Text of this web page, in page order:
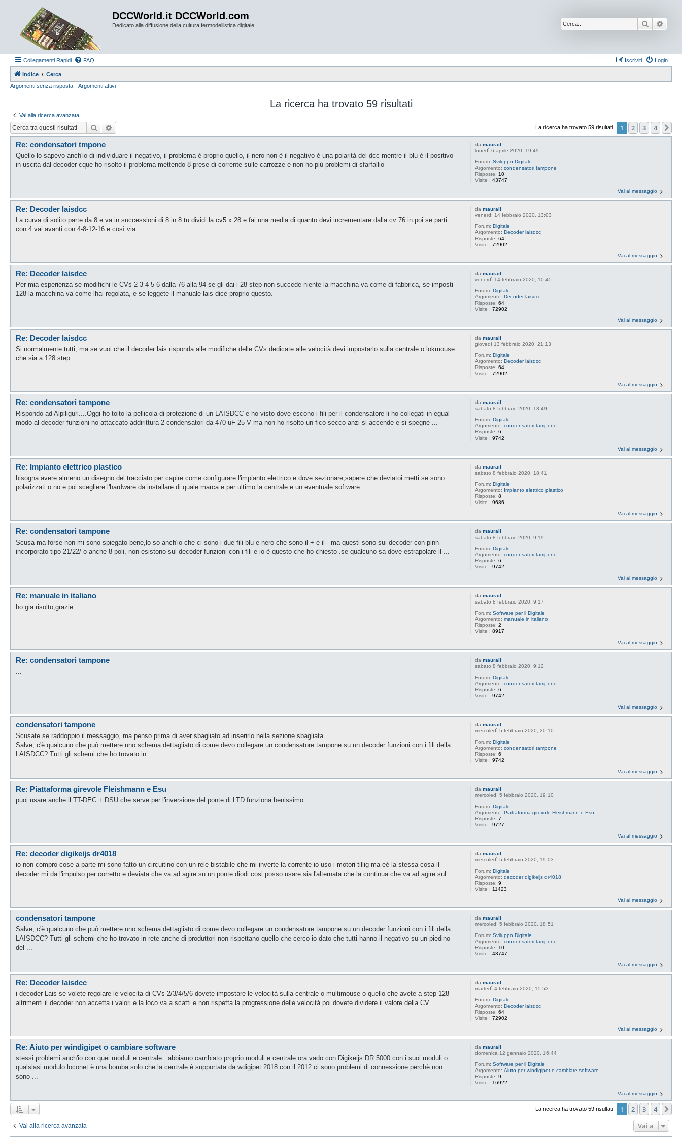
DCCWorld.it DCCWorld.com
Dedicato alla diffusione della cultura fermodellistica digitale. Cerca
Collegamenti Rapidi FAQ Login
Iscriviti
Indice
Cerca
Argomenti senza risposta
Argomenti attivi
La ricerca ha trovato 59 risultati
Vai alla ricerca avanzata
Cerca La ricerca ha trovato 59 risultati 1 2 3 4
damaurail
lunedì 6 aprile 2020, 19:49
Forum:Sviluppo Digitale
Argomento:condensatori tampone
Risposte: 10
Visite :43747
Re: condensatori tmpone
Quello lo sapevo anch'io di individuare il negativo, il problema è proprio quello, il nero non è il negativo é una polarità del dcc mentre il blu è il positivo
in uscita dal decoder cque ho risolto il problema mettendo 8 prese di corrente sulle carrozze e non ho più problemi di sfarfallio
Vai al messaggio
damaurail
venerdì 14 febbraio 2020, 13:03
Forum:Digitale
Argomento:Decoder laisdcc
Risposte:64
Visite :72902
Re: Decoder laisdcc
La curva di solito parte da 8 e va in successioni di 8 in 8 tu dividi la cv5 x 28 e fai una media di quanto devi incrementare dalla cv 76 in poi se parti
con 4 vai avanti con 4-8-12-16 e così via
Vai al messaggio
damaurail
venerdì 14 febbraio 2020, 10:45
Forum:Digitale
Argomento:Decoder laisdcc
Risposte:64
Visite :72902
Re: Decoder laisdcc
Per mia esperienza se modifichi le CVs 2 3 4 5 6 dalla 76 alla 94 se gli dai i 28 step non succede niente la macchina va come di fabbrica, se imposti
128 la macchina va come lhai regolata, e se leggete il manuale lais dice proprio questo.
Vai al messaggio
damaurail
giovedì 13 febbraio 2020, 21:13
Forum:Digitale
Argomento:Decoder laisdcc
Risposte:64
Visite :72902
Re: Decoder laisdcc
Si normalmente tutti, ma se vuoi che il decoder lais risponda alle modifiche delle CVs dedicate alle velocità devi impostarlo sulla centrale o lokmouse
che sia a 128 step
Vai al messaggio
damaurail
sabato 8 febbraio 2020, 18:49
Forum:Digitale
Argomento:condensatori tampone
Risposte:6
Visite :9742
Re: condensatori tampone
Rispondo ad Alpiliguri....Oggi ho tolto la pellicola di protezione di un LAISDCC e ho visto dove escono i fili per il condensatore li ho collegati in egual
modo al decoder funzioni ho attaccato addirittura 2 condensatori da 470 uF 25 V ma non ho risolto un fico secco anzi si accende e si spegne ...
Vai al messaggio
damaurail
sabato 8 febbraio 2020, 18:41
Forum:Digitale
Argomento: Impianto elettrico plastico
Risposte:8
Visite :9686
Re: Impianto elettrico plastico
bisogna avere almeno un disegno del tracciato per capire come configurare l'impianto elettrico e dove sezionare,sapere che deviatoi metti se sono
polarizzati o no e poi scegliere l'hardware da installare di quale marca e per ultimo la centrale e un eventuale software.
Vai al messaggio
damaurail
sabato 8 febbraio 2020, 9:19
Forum:Digitale
Argomento:condensatori tampone
Risposte:6
Visite :9742
Re: condensatori tampone
Scusa ma forse non mi sono spiegato bene,lo so anch'io che ci sono i due fili blu e nero che sono il + e il - ma questi sono sui decoder con pinn
incorporato tipo 21/22/ o anche 8 poli, non esistono sul decoder funzioni con i fili e io è questo che ho chiesto .se qualcuno sa dove estrapolare il ...
Vai al messaggio
damaurail
sabato 8 febbraio 2020, 9:17
Forum:Software per il Digitale
Argomento:manuale in italiano
Risposte:2
Visite :8917
Re: manuale in italiano
ho gia risolto,grazie
Vai al messaggio
damaurail
sabato 8 febbraio 2020, 9:12
Forum:Digitale
Argomento:condensatori tampone
Risposte:6
Visite :9742
Re: condensatori tampone
...
Vai al messaggio
damaurail
mercoledì 5 febbraio 2020, 20:10
Forum:Digitale
Argomento:condensatori tampone
Risposte:6
Visite :9742
condensatori tampone
Scusate se raddoppio il messaggio, ma penso prima di aver sbagliato ad inserirlo nella sezione sbagliata.
Salve, c'è qualcuno che può mettere uno schema dettagliato di come devo collegare un condensatore tampone su un decoder funzioni con i fili della
LAISDCC? Tutti gli schemi che ho trovato in ...
Vai al messaggio
damaurail
mercoledì 5 febbraio 2020, 19:10
Forum:Digitale
Argomento:Piattaforma girevole Fleishmann e Esu
Risposte:7
Visite :9727
Re: Piattaforma girevole Fleishmann e Esu
puoi usare anche il TT-DEC + DSU che serve per l'inversione del ponte di LTD funziona benissimo
Vai al messaggio
damaurail
mercoledì 5 febbraio 2020, 19:03
Forum:Digitale
Argomento:decoder digikeijs dr4018
Risposte:9
Visite : 11423
Re: decoder digikeijs dr4018
io non compro cose a parte mi sono fatto un circuitino con un rele bistabile che mi inverte la corrente io uso i motori tillig ma eè la stessa cosa il
decoder mi da l'impulso per corretto e deviata che va ad agire su un ponte diodi cosi posso usare sia l'alternata che la continua che va ad agire sul ...
Vai al messaggio
damaurail
mercoledì 5 febbraio 2020, 18:51
Forum:Sviluppo Digitale
Argomento:condensatori tampone
Risposte: 10
Visite :43747
condensatori tampone
Salve, c'è qualcuno che può mettere uno schema dettagliato di come devo collegare un condensatore tampone su un decoder funzioni con i fili della
LAISDCC? Tutti gli schemi che ho trovato in rete anche di produttori non rispettano quello che cerco io dato che tutti hanno il negativo su un piedino
del ...
Vai al messaggio
damaurail
martedì 4 febbraio 2020, 15:53
Forum:Digitale
Argomento:Decoder laisdcc
Risposte:64
Visite :72902
Re: Decoder laisdcc
i decoder Lais se volete regolare le velocita di CVs 2/3/4/5/6 dovete impostare le velocità sulla centrale o multimouse o quello che avete a step 128
altrimenti il decoder non accetta i valori e la loco va a scatti e non rispetta la progressione delle velocità poi dovete dividere il valore della CV ...
Vai al messaggio
damaurail
domenica 12 gennaio 2020, 16:44
Forum:Software per il Digitale
Argomento:Aiuto per windigipet o cambiare software
Risposte:9
Visite : 16922
Re: Aiuto per windigipet o cambiare software
stessi problemi anch'io con quei moduli e centrale...abbiamo cambiato proprio moduli e centrale.ora vado con Digikeijs DR 5000 con i suoi moduli o
qualsiasi modulo loconet è una bomba solo che la centrale è supportata da wdigipet 2018 con il 2012 ci sono problemi di connessione perchè non
sono ...
Vai al messaggio
La ricerca ha trovato 59 risultati 1 2 3 4
Vai alla ricerca avanzata Vai a